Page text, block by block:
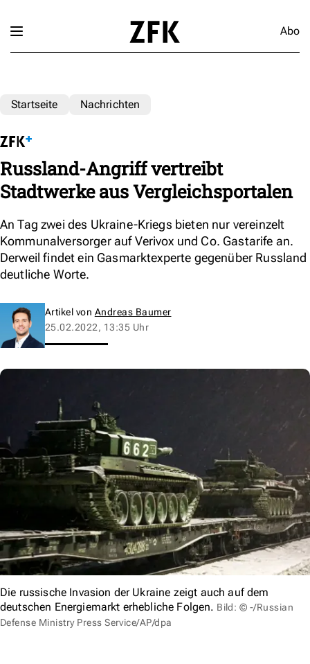
Abo
Startseite Nachrichten
Russland-Angriff vertreibt
Stadtwerke aus Vergleichsportalen
An Tag zwei des Ukraine-Kriegs bieten nur vereinzelt
Kommunalversorger auf Verivox und Co. Gastarife an.
Derweil findet ein Gasmarktexperte gegenüber Russland
deutliche Worte.
Artikel von Andreas Baumer
25.02.2022, 13:35 Uhr
Die russische Invasion der Ukraine zeigt auch auf dem
deutschen Energiemarkt erhebliche Folgen. Bild: © -/Russian
Defense Ministry Press Service/AP/dpa